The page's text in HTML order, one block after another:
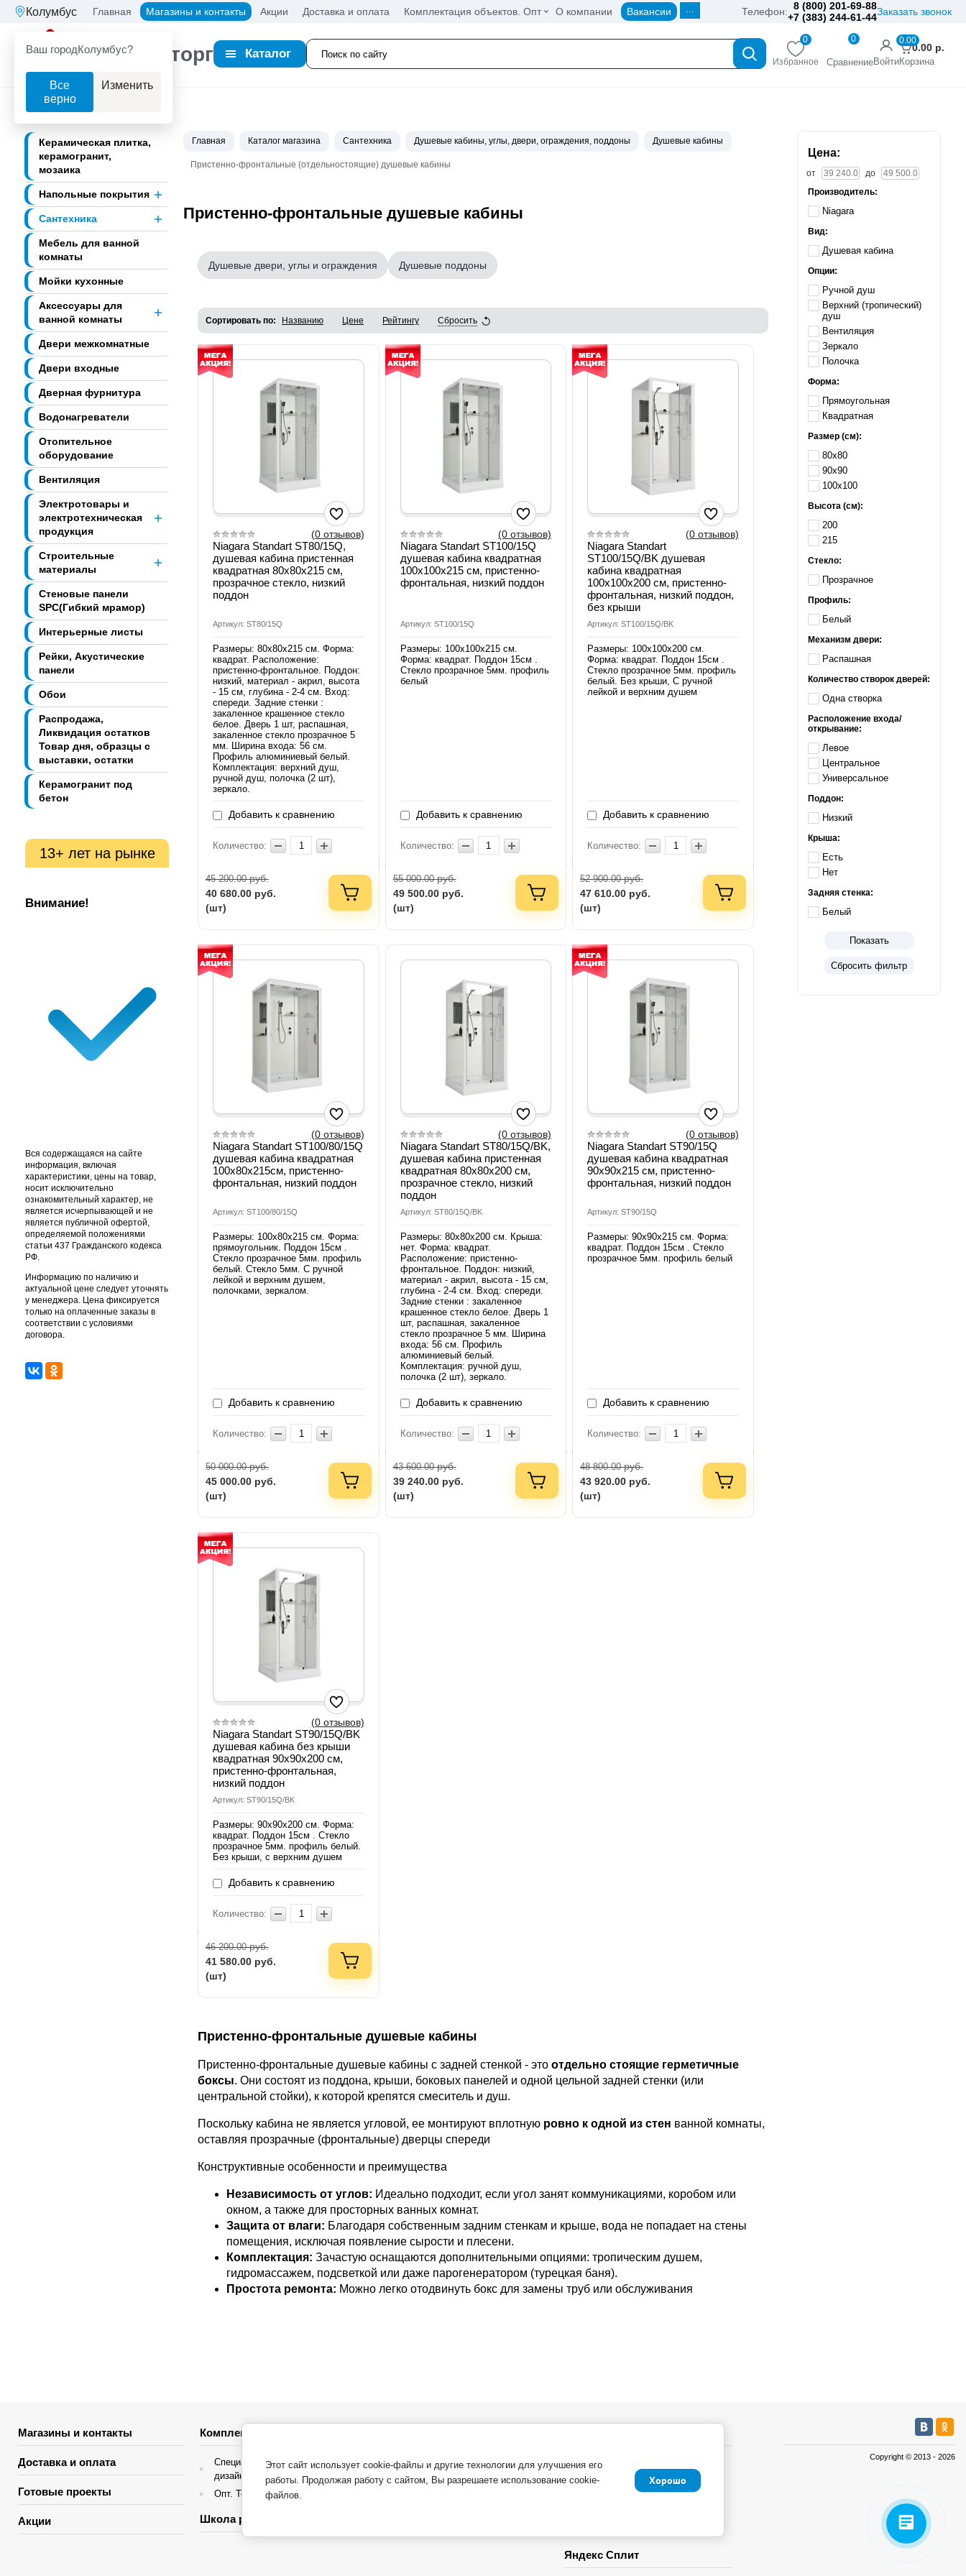
Колумбус
Ваш городКолумбус?
Все
верно
Изменить
Главная Магазины и контакты Акции Доставка и оплата Комплектация объектов. Опт О компании Вакансии Телефон: 8 (800) 201-69-88
+7 (383) 244-61-44Заказать звонок
Партнерторг Каталог
0
Избранное Сравнение
0
Войти
0.00
0.00 р.
Корзина
Керамическая плитка,
керамогранит,
мозаика
Напольные покрытия
Сантехника
Мебель для ванной
комнаты
Мойки кухонные
Аксессуары для
ванной комнаты
Двери межкомнатные
Двери входные
Дверная фурнитура
Водонагреватели
Отопительное
оборудование
Вентиляция
Электротовары и
электротехническая
продукция
Строительные
материалы
Стеновые панели
SPC(Гибкий мрамор)
Интерьерные листы
Рейки, Акустические
панели
Обои
Распродажа,
Ликвидация остатков
Товар дня, образцы с
выставки, остатки
Керамогранит под
бетон
13+ лет на рынке
Внимание!
Вся содержащаяся на сайте
информация, включая
характеристики, цены на товар,
носит исключительно
ознакомительный характер, не
является исчерпывающей и не
является публичной офертой,
определяемой положениями
статьи 437 Гражданского кодекса
РФ.
Информацию по наличию и
актуальной цене следует уточнять
у менеджера. Цена фиксируется
только на оплаченные заказы в
соответствии с условиями
договора.
Главная Каталог магазина Сантехника Душевые кабины, углы, двери, ограждения, поддоны Душевые кабины
Пристенно-фронтальные (отдельностоящие) душевые кабины
Пристенно-фронтальные душевые кабины
Душевые двери, углы и ограждения Душевые поддоны
Сортировать по: Названию Цене Рейтингу Сбросить
(0 отзывов)
Niagara Standart ST80/15Q,
душевая кабина пристенная
квадратная 80х80х215 см,
прозрачное стекло, низкий
поддон
Артикул: ST80/15Q
Размеры: 80х80х215 см. Форма:
квадрат. Расположение:
пристенно-фронтальное. Поддон:
низкий, материал - акрил, высота
- 15 см, глубина - 2-4 см. Вход:
спереди. Задние стенки :
закаленное крашенное стекло
белое. Дверь 1 шт, распашная,
закаленное стекло прозрачное 5
мм. Ширина входа: 56 см.
Профиль алюминиевый белый.
Комплектация: верхний душ,
ручной душ, полочка (2 шт),
зеркало.
Добавить к сравнению
Количество:
45 200.00руб.
40 680.00 руб.
(шт)
(0 отзывов)
Niagara Standart ST100/15Q
душевая кабина квадратная
100х100х215 см, пристенно-
фронтальная, низкий поддон
Артикул: ST100/15Q
Размеры: 100х100х215 см.
Форма: квадрат. Поддон 15см .
Стекло прозрачное 5мм. профиль
белый
Добавить к сравнению
Количество:
55 000.00руб.
49 500.00 руб.
(шт)
(0 отзывов)
Niagara Standart
ST100/15Q/BK душевая
кабина квадратная
100х100х200 см, пристенно-
фронтальная, низкий поддон,
без крыши
Артикул: ST100/15Q/BK
Размеры: 100х100х200 см.
Форма: квадрат. Поддон 15см .
Стекло прозрачное 5мм. профиль
белый. Без крыши, С ручной
лейкой и верхним душем
Добавить к сравнению
Количество:
52 900.00руб.
47 610.00 руб.
(шт)
(0 отзывов)
Niagara Standart ST100/80/15Q
душевая кабина квадратная
100х80х215см, пристенно-
фронтальная, низкий поддон
Артикул: ST100/80/15Q
Размеры: 100х80х215 см. Форма:
прямоугольник. Поддон 15см .
Стекло прозрачное 5мм. профиль
белый. Стекло 5мм. С ручной
лейкой и верхним душем,
полочками, зеркалом.
Добавить к сравнению
Количество:
50 000.00руб.
45 000.00 руб.
(шт)
(0 отзывов)
Niagara Standart ST80/15Q/BK,
душевая кабина пристенная
квадратная 80х80х200 см,
прозрачное стекло, низкий
поддон
Артикул: ST80/15Q/BK
Размеры: 80х80х200 см. Крыша:
нет. Форма: квадрат.
Расположение: пристенно-
фронтальное. Поддон: низкий,
материал - акрил, высота - 15 см,
глубина - 2-4 см. Вход: спереди.
Задние стенки : закаленное
крашенное стекло белое. Дверь 1
шт, распашная, закаленное
стекло прозрачное 5 мм. Ширина
входа: 56 см. Профиль
алюминиевый белый.
Комплектация: ручной душ,
полочка (2 шт), зеркало.
Добавить к сравнению
Количество:
43 600.00руб.
39 240.00 руб.
(шт)
(0 отзывов)
Niagara Standart ST90/15Q
душевая кабина квадратная
90х90х215 см, пристенно-
фронтальная, низкий поддон
Артикул: ST90/15Q
Размеры: 90х90х215 см. Форма:
квадрат. Поддон 15см . Стекло
прозрачное 5мм. профиль белый
Добавить к сравнению
Количество:
48 800.00руб.
43 920.00 руб.
(шт)
(0 отзывов)
Niagara Standart ST90/15Q/BK
душевая кабина без крыши
квадратная 90х90х200 см,
пристенно-фронтальная,
низкий поддон
Артикул: ST90/15Q/BK
Размеры: 90х90х200 см. Форма:
квадрат. Поддон 15см . Стекло
прозрачное 5мм. профиль белый.
Без крыши, с верхним душем
Добавить к сравнению
Количество:
46 200.00руб.
41 580.00 руб.
(шт)
Пристенно-фронтальные душевые кабины
Пристенно-фронтальные душевые кабины с задней стенкой - это отдельно стоящие герметичные
боксы. Они состоят из поддона, крыши, боковых панелей и одной цельной задней стенки (или
центральной стойки), к которой крепятся смеситель и душ.
Поскольку кабина не является угловой, ее монтируют вплотную ровно к одной из стен ванной комнаты,
оставляя прозрачные (фронтальные) дверцы спереди
Конструктивные особенности и преимущества
Независимость от углов: Идеально подходит, если угол занят коммуникациями, коробом или
окном, а также для просторных ванных комнат.
Защита от влаги: Благодаря собственным задним стенкам и крыше, вода не попадает на стены
помещения, исключая появление сырости и плесени.
Комплектация: Зачастую оснащаются дополнительными опциями: тропическим душем,
гидромассажем, подсветкой или даже парогенератором (турецкая баня).
Простота ремонта: Можно легко отодвинуть бокс для замены труб или обслуживания
Цена:
от
до
Производитель:
Niagara
Вид:
Душевая кабина
Опции:
Ручной душ
Верхний (тропический)
душ
Вентиляция
Зеркало
Полочка
Форма:
Прямоугольная
Квадратная
Размер (см):
80х80
90х90
100х100
Высота (см):
200
215
Стекло:
Прозрачное
Профиль:
Белый
Механизм двери:
Распашная
Количество створок дверей:
Одна створка
Расположение входа/
открывание:
Левое
Центральное
Универсальное
Поддон:
Низкий
Крыша:
Есть
Нет
Задняя стенка:
Белый
Показать
Сбросить фильтр
Магазины и контакты
Доставка и оплата
Готовые проекты
Акции
Комплектация объектов. Опт
Специальные условия для
дизайнеров интерьера
Опт. Торгующие организации
Школа ремонта
Новости
Возврат товара
Приемка товара
Яндекс Сплит
Copyright © 2013 - 2026
Этот сайт использует cookie-файлы и другие технологии для улучшения его
работы. Продолжая работу с сайтом, Вы разрешаете использование cookie-
файлов.
Хорошо